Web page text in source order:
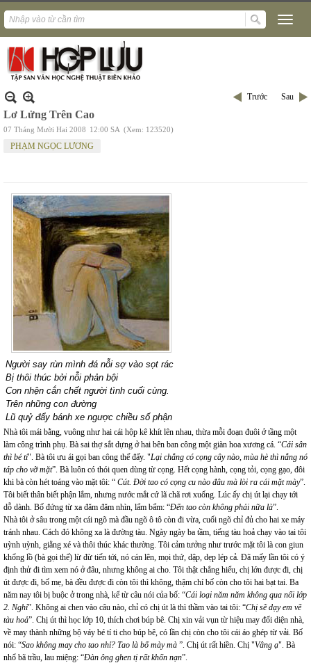
Trước Sau
Lơ Lửng Trên Cao
07 Tháng Mười Hai 2008 12:00 SA (Xem: 123520)
PHẠM NGỌC LƯƠNG
Người say rùn mình đá nỗi sợ vào sọt rác
Bị thôi thúc bởi nỗi phản bội
Con nhện cắn chết người tình cuối cùng.
Trên những con đường
Lũ quỷ đẩy bánh xe ngược chiều số phận
Nhà tôi mái bằng, vuông như hai cái hộp kê khít lên nhau, thừa mỗi đoạn đuôi ở tầng một
làm công trình phụ. Bà sai thợ sắt dựng ở hai bên ban công một giàn hoa xương cá. “Cái sân
thì bé tí". Bà tôi ưu ái gọi ban công thế đấy. "Lại chẳng có cọng cây nào, mùa hè thì nắng nó
táp cho vỡ mặt”. Bà luôn có thói quen dùng từ cọng. Hết cọng hành, cọng tỏi, cọng gạo, đôi
khi bà còn hét toáng vào mặt tôi: “ Cút. Đời tao có cọng cu nào đâu mà lòi ra cái mặt mày”.
Tôi biết thân biết phận lắm, nhưng nước mắt cứ lã chã rơi xuống. Lúc ấy chị út lại chạy tới
dỗ dành. Bố đứng từ xa đăm đăm nhìn, lẩm bẩm: “Đến tao còn không phải nữa là”.
Nhà tôi ở sâu trong một cái ngõ mà đầu ngõ ô tô còn đi vừa, cuối ngõ chỉ đủ cho hai xe máy
tránh nhau. Cách đó không xa là đường tàu. Ngày ngày ba tầm, tiếng tàu hoả chạy vào tai tôi
uỳnh uỳnh, giằng xé và thôi thúc khác thường. Tôi cảm tưởng như trước mặt tôi là con giun
khổng lồ (bà gọi thế) lừ đừ tiến tới, nó cán lên, mọi thứ, dập, dẹp lép cả. Đã mấy lần tôi có ý
định thử đi tìm xem nó ở đâu, nhưng không ai cho. Tôi thật chẳng hiểu, chị lớn được đi, chị
út được đi, bố mẹ, bà đều được đi còn tôi thì không, thậm chí bố còn cho tôi hai bạt tai. Ba
năm nay tôi bị buộc ở trong nhà, kể từ câu nói của bố: “Cái loại năm năm không qua nổi lớp
2. Nghỉ”. Không ai chen vào câu nào, chỉ có chị út là thì thầm vào tai tôi: “Chị sẽ dạy em vẽ
tàu hoả”. Chị út thì học lớp 10, thích chơi búp bê. Chị xin vải vụn từ hiệu may đối diện nhà,
về may thành những bộ váy bé tí ti cho búp bê, có lần chị còn cho tôi cái áo ghép từ vải. Bố
nói: “Sao không may cho tao nhỉ? Tao là bố mày mà ”. Chị út rất hiền. Chị "Vâng ạ". Bà
nhổ bã trầu, lau miệng: “Đàn ông ghen tị rất khốn nạn”.